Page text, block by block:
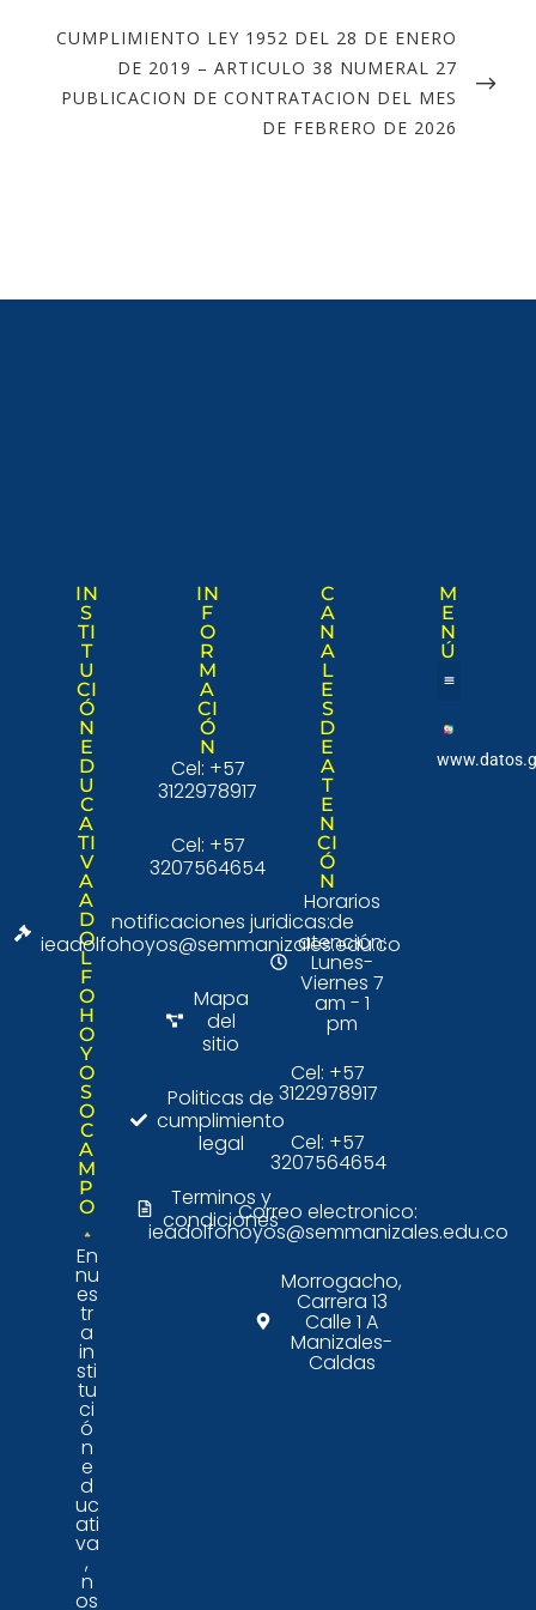
CUMPLIMIENTO LEY 1952 DEL 28 DE ENERO
DE 2019 – ARTICULO 38 NUMERAL 27
PUBLICACION DE CONTRATACION DEL MES
DE FEBRERO DE 2026
IN
S
TI
T
U
CI
Ó
N
E
D
U
C
A
TI
V
A
A
D
O
L
F
O
H
O
Y
O
S
O
C
A
M
P
O
En
nu
es
tr
a
in
sti
tu
ci
ó
n
e
d
uc
ati
va
,
n
os
IN
F
O
R
M
A
CI
Ó
N
Cel: +57
3122978917
Cel: +57
3207564654
notificaciones juridicas:
ieadolfohoyos@semmanizales.edu.co
Mapa
del
sitio
Politicas de
cumplimiento
legal
Terminos y
condiciones
C
A
N
A
L
E
S
D
E
A
T
E
N
CI
Ó
N
Horarios
de
atención:
Lunes-
Viernes 7
am - 1
pm
Cel: +57
3122978917
Cel: +57
3207564654
Correo electronico:
ieadolfohoyos@semmanizales.edu.co
Morrogacho,
Carrera 13
Calle 1 A
Manizales-
Caldas
M
E
N
Ú